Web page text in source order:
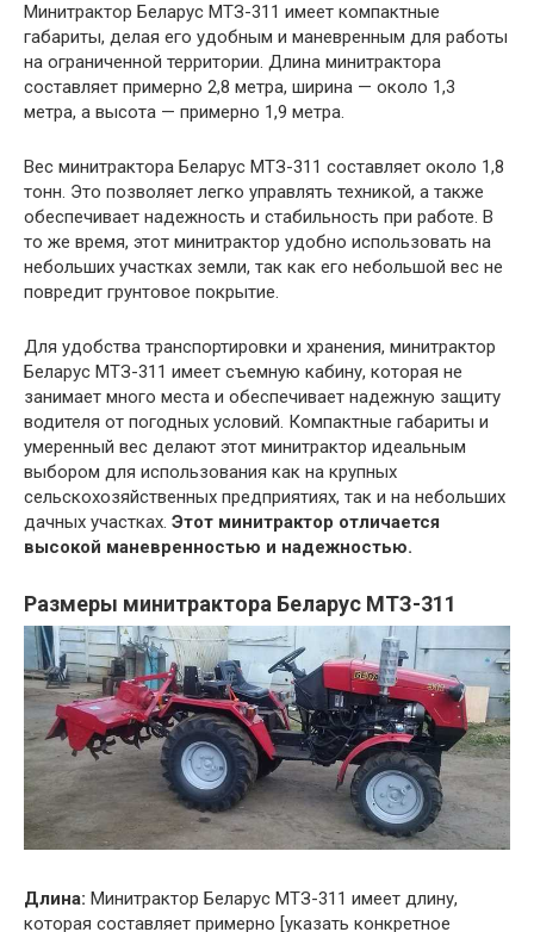
Минитрактор Беларус МТЗ-311 имеет компактные
габариты, делая его удобным и маневренным для работы
на ограниченной территории. Длина минитрактора
составляет примерно 2,8 метра, ширина — около 1,3
метра, а высота — примерно 1,9 метра.
Вес минитрактора Беларус МТЗ-311 составляет около 1,8
тонн. Это позволяет легко управлять техникой, а также
обеспечивает надежность и стабильность при работе. В
то же время, этот минитрактор удобно использовать на
небольших участках земли, так как его небольшой вес не
повредит грунтовое покрытие.
Для удобства транспортировки и хранения, минитрактор
Беларус МТЗ-311 имеет съемную кабину, которая не
занимает много места и обеспечивает надежную защиту
водителя от погодных условий. Компактные габариты и
умеренный вес делают этот минитрактор идеальным
выбором для использования как на крупных
сельскохозяйственных предприятиях, так и на небольших
дачных участках. Этот минитрактор отличается
высокой маневренностью и надежностью.
Размеры минитрактора Беларус МТЗ-311
Длина: Минитрактор Беларус МТЗ-311 имеет длину,
которая составляет примерно [указать конкретное